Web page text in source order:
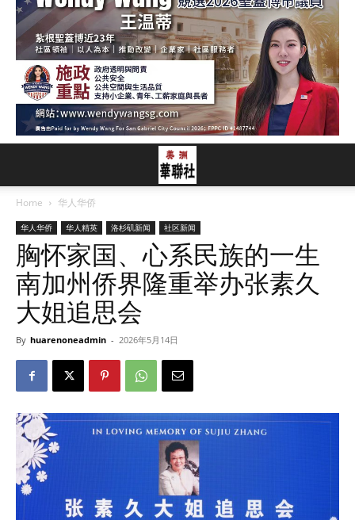
Home 华人华侨
华人华侨 华人精英 洛杉矶新闻 社区新闻
胸怀家国、心系民族的一生
南加州侨界隆重举办张素久
大姐追思会
By huarenoneadmin - 2026年5月14日